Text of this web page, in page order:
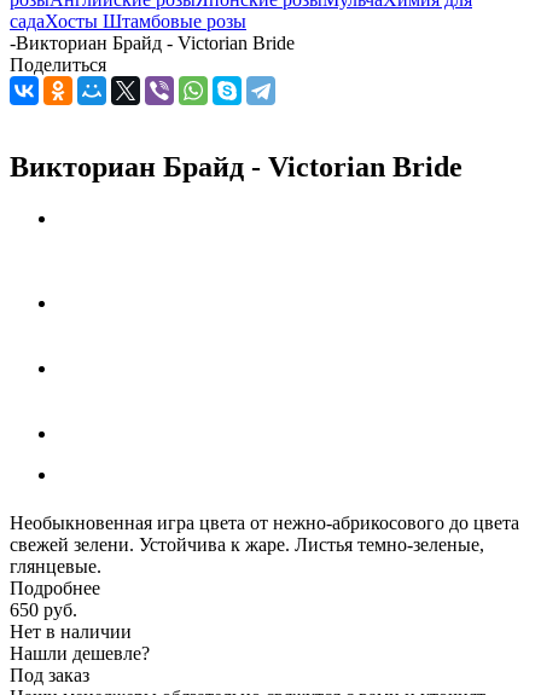
садаХосты Штамбовые розы
-Викториан Брайд - Victorian Bride
Поделиться
Викториан Брайд - Victorian Bride
Необыкновенная игра цвета от нежно-абрикосового до цвета
свежей зелени. Устойчива к жаре. Листья темно-зеленые,
глянцевые.
Подробнее
650 руб.
Нет в наличии
Нашли дешевле?
Под заказ